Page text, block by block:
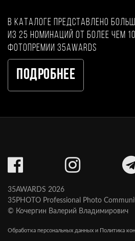
В каталоге представлено
из 25 номинаций от более чем
фотопремии 35AWARDS
Подробнее
35AWARDS 2026
35PHOTO Professional Photo
© Кочергин Валерий Владимирович
Обработка персональных данных и Политика